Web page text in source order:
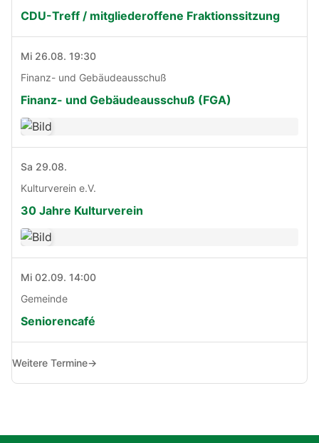
CDU-Treff / mitgliederoffene Fraktionssitzung
Mi 26.08. 19:30
Finanz- und Gebäudeausschuß
Finanz- und Gebäudeausschuß (FGA)
Sa 29.08.
Kulturverein e.V.
30 Jahre Kulturverein
Mi 02.09. 14:00
Gemeinde
Seniorencafé
Weitere Termine→